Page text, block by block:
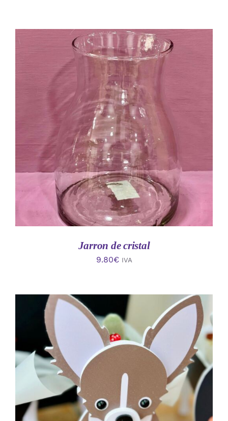
AÑADIR AL CARRITO
DETALLES
Jarron de cristal
9.80€ IVA
AÑADIR AL CARRITO
DETALLES